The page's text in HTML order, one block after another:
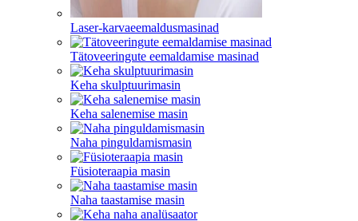
Laser-karvaeemaldusmasinad
Tätoveeringute eemaldamise masinad
Keha skulptuurimasin
Keha salenemise masin
Naha pinguldamismasin
Füsioteraapia masin
Naha taastamise masin